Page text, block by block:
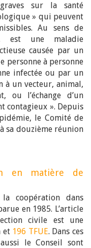
sur la santé
» qui peuvent
Au sens de
est une maladie
causée par un
personne à personne
infectée ou par un
à un vecteur, animal,
ou l’échange d’un
contagieux ». Depuis
le Comité de
sa douzième réunion
en matière de
coopération dans
en 1985. L’article
civile est une
et 196 TFUE. Dans ces
le Conseil sont